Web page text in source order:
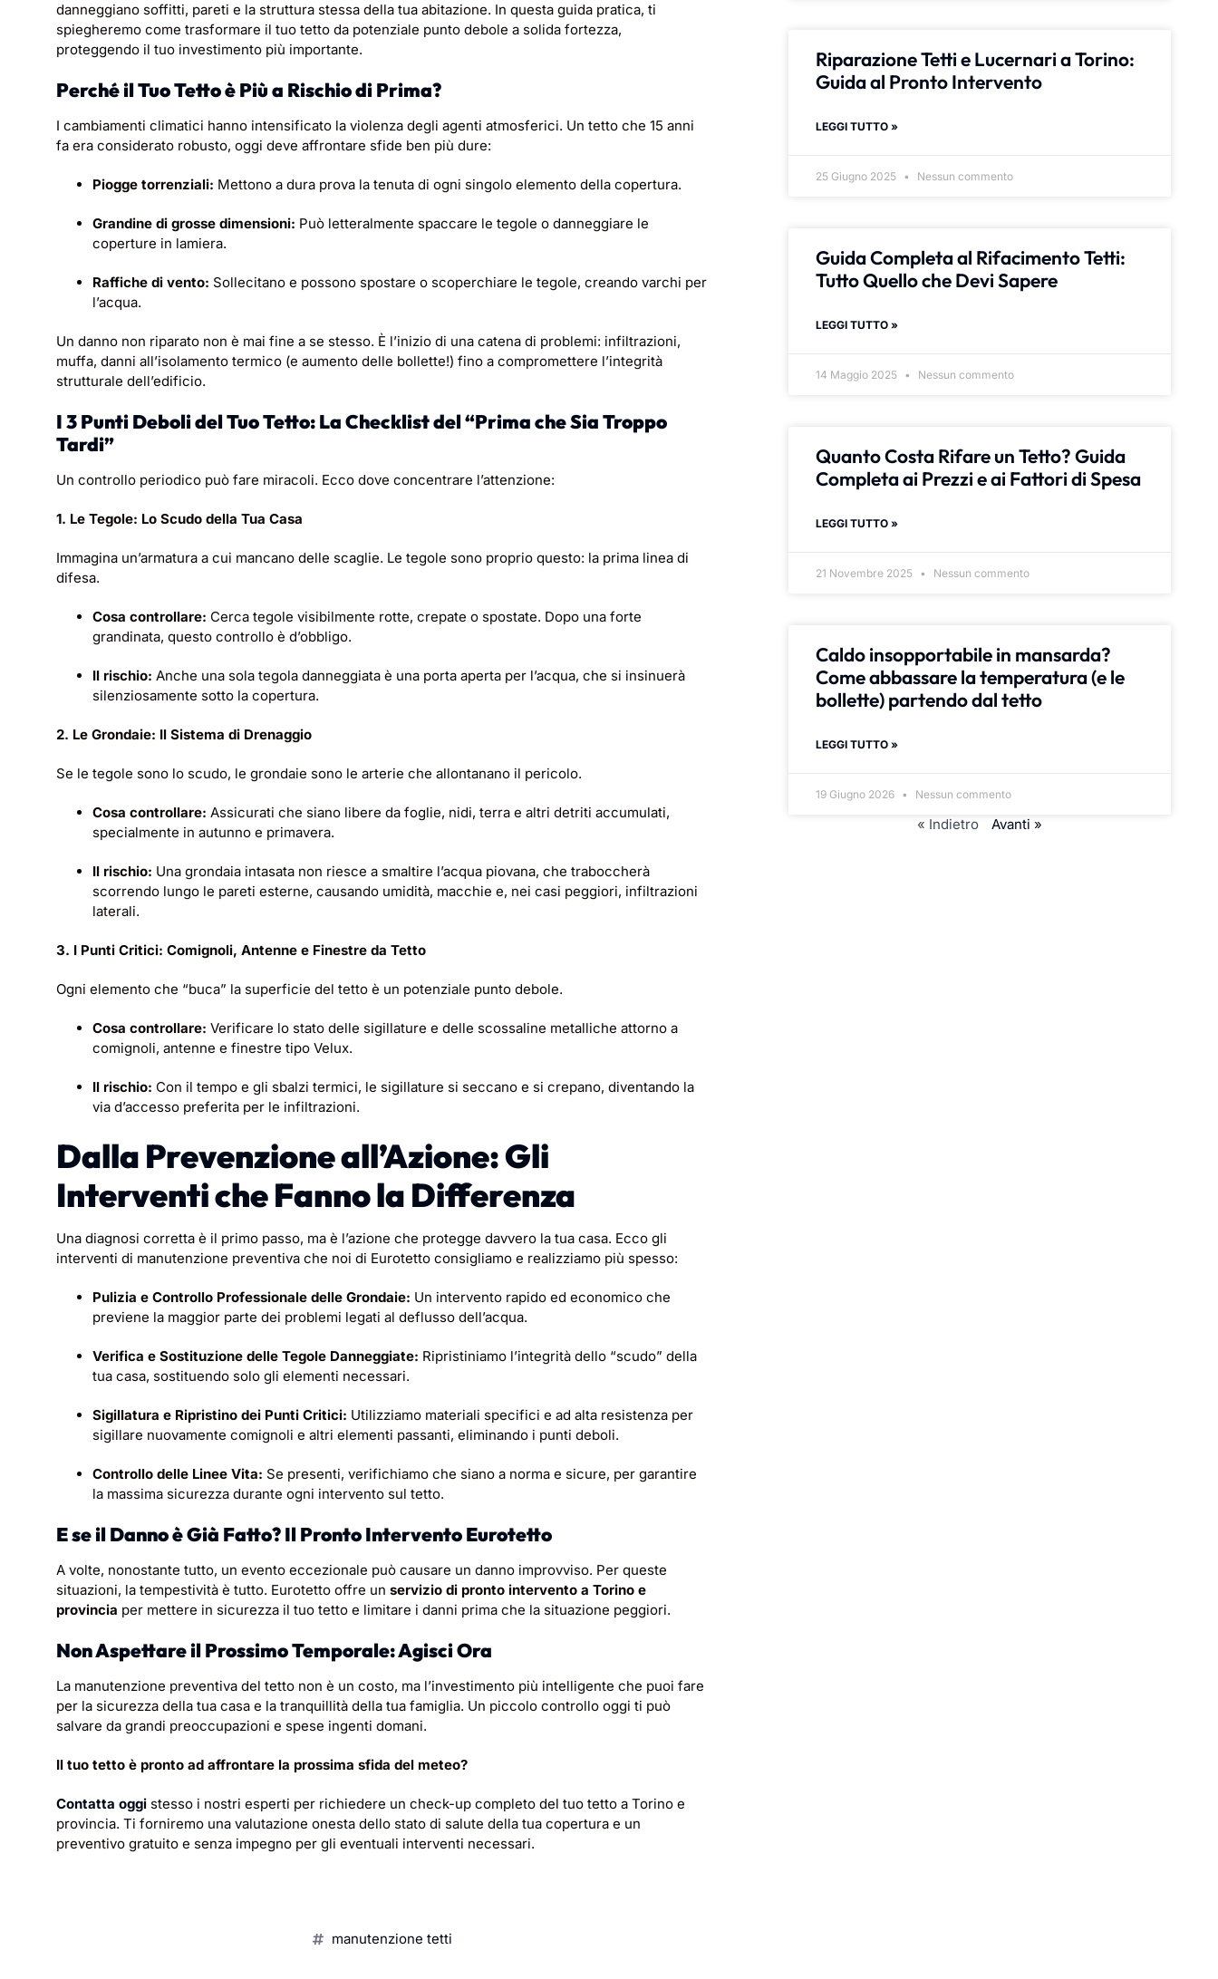
danneggiano soffitti, pareti e la struttura stessa della tua abitazione. In questa guida pratica, ti
spiegheremo come trasformare il tuo tetto da potenziale punto debole a solida fortezza,
proteggendo il tuo investimento più importante.
Perché il Tuo Tetto è Più a Rischio di Prima?
I cambiamenti climatici hanno intensificato la violenza degli agenti atmosferici. Un tetto che 15 anni
fa era considerato robusto, oggi deve affrontare sfide ben più dure:
Piogge torrenziali: Mettono a dura prova la tenuta di ogni singolo elemento della copertura.
Grandine di grosse dimensioni: Può letteralmente spaccare le tegole o danneggiare le
coperture in lamiera.
Raffiche di vento: Sollecitano e possono spostare o scoperchiare le tegole, creando varchi per
l’acqua.
Un danno non riparato non è mai fine a se stesso. È l’inizio di una catena di problemi: infiltrazioni,
muffa, danni all’isolamento termico (e aumento delle bollette!) fino a compromettere l’integrità
strutturale dell’edificio.
I 3 Punti Deboli del Tuo Tetto: La Checklist del “Prima che Sia Troppo
Tardi”
Un controllo periodico può fare miracoli. Ecco dove concentrare l’attenzione:
1. Le Tegole: Lo Scudo della Tua Casa
Immagina un’armatura a cui mancano delle scaglie. Le tegole sono proprio questo: la prima linea di
difesa.
Cosa controllare: Cerca tegole visibilmente rotte, crepate o spostate. Dopo una forte
grandinata, questo controllo è d’obbligo.
Il rischio: Anche una sola tegola danneggiata è una porta aperta per l’acqua, che si insinuerà
silenziosamente sotto la copertura.
2. Le Grondaie: Il Sistema di Drenaggio
Se le tegole sono lo scudo, le grondaie sono le arterie che allontanano il pericolo.
Cosa controllare: Assicurati che siano libere da foglie, nidi, terra e altri detriti accumulati,
specialmente in autunno e primavera.
Il rischio: Una grondaia intasata non riesce a smaltire l’acqua piovana, che traboccherà
scorrendo lungo le pareti esterne, causando umidità, macchie e, nei casi peggiori, infiltrazioni
laterali.
3. I Punti Critici: Comignoli, Antenne e Finestre da Tetto
Ogni elemento che “buca” la superficie del tetto è un potenziale punto debole.
Cosa controllare: Verificare lo stato delle sigillature e delle scossaline metalliche attorno a
comignoli, antenne e finestre tipo Velux.
Il rischio: Con il tempo e gli sbalzi termici, le sigillature si seccano e si crepano, diventando la
via d’accesso preferita per le infiltrazioni.
Dalla Prevenzione all’Azione: Gli
Interventi che Fanno la Differenza
Una diagnosi corretta è il primo passo, ma è l’azione che protegge davvero la tua casa. Ecco gli
interventi di manutenzione preventiva che noi di Eurotetto consigliamo e realizziamo più spesso:
Pulizia e Controllo Professionale delle Grondaie: Un intervento rapido ed economico che
previene la maggior parte dei problemi legati al deflusso dell’acqua.
Verifica e Sostituzione delle Tegole Danneggiate: Ripristiniamo l’integrità dello “scudo” della
tua casa, sostituendo solo gli elementi necessari.
Sigillatura e Ripristino dei Punti Critici: Utilizziamo materiali specifici e ad alta resistenza per
sigillare nuovamente comignoli e altri elementi passanti, eliminando i punti deboli.
Controllo delle Linee Vita: Se presenti, verifichiamo che siano a norma e sicure, per garantire
la massima sicurezza durante ogni intervento sul tetto.
E se il Danno è Già Fatto? Il Pronto Intervento Eurotetto
A volte, nonostante tutto, un evento eccezionale può causare un danno improvviso. Per queste
situazioni, la tempestività è tutto. Eurotetto offre un servizio di pronto intervento a Torino e
provincia per mettere in sicurezza il tuo tetto e limitare i danni prima che la situazione peggiori.
Non Aspettare il Prossimo Temporale: Agisci Ora
La manutenzione preventiva del tetto non è un costo, ma l’investimento più intelligente che puoi fare
per la sicurezza della tua casa e la tranquillità della tua famiglia. Un piccolo controllo oggi ti può
salvare da grandi preoccupazioni e spese ingenti domani.
Il tuo tetto è pronto ad affrontare la prossima sfida del meteo?
Contatta oggi stesso i nostri esperti per richiedere un check-up completo del tuo tetto a Torino e
provincia. Ti forniremo una valutazione onesta dello stato di salute della tua copertura e un
preventivo gratuito e senza impegno per gli eventuali interventi necessari.
manutenzione tetti
Riparazione Tetti e Lucernari a Torino:
Guida al Pronto Intervento
LEGGI TUTTO »
25 Giugno 2025 Nessun commento
Guida Completa al Rifacimento Tetti:
Tutto Quello che Devi Sapere
LEGGI TUTTO »
14 Maggio 2025 Nessun commento
Quanto Costa Rifare un Tetto? Guida
Completa ai Prezzi e ai Fattori di Spesa
LEGGI TUTTO »
21 Novembre 2025 Nessun commento
Caldo insopportabile in mansarda?
Come abbassare la temperatura (e le
bollette) partendo dal tetto
LEGGI TUTTO »
19 Giugno 2026 Nessun commento
« Indietro Avanti »